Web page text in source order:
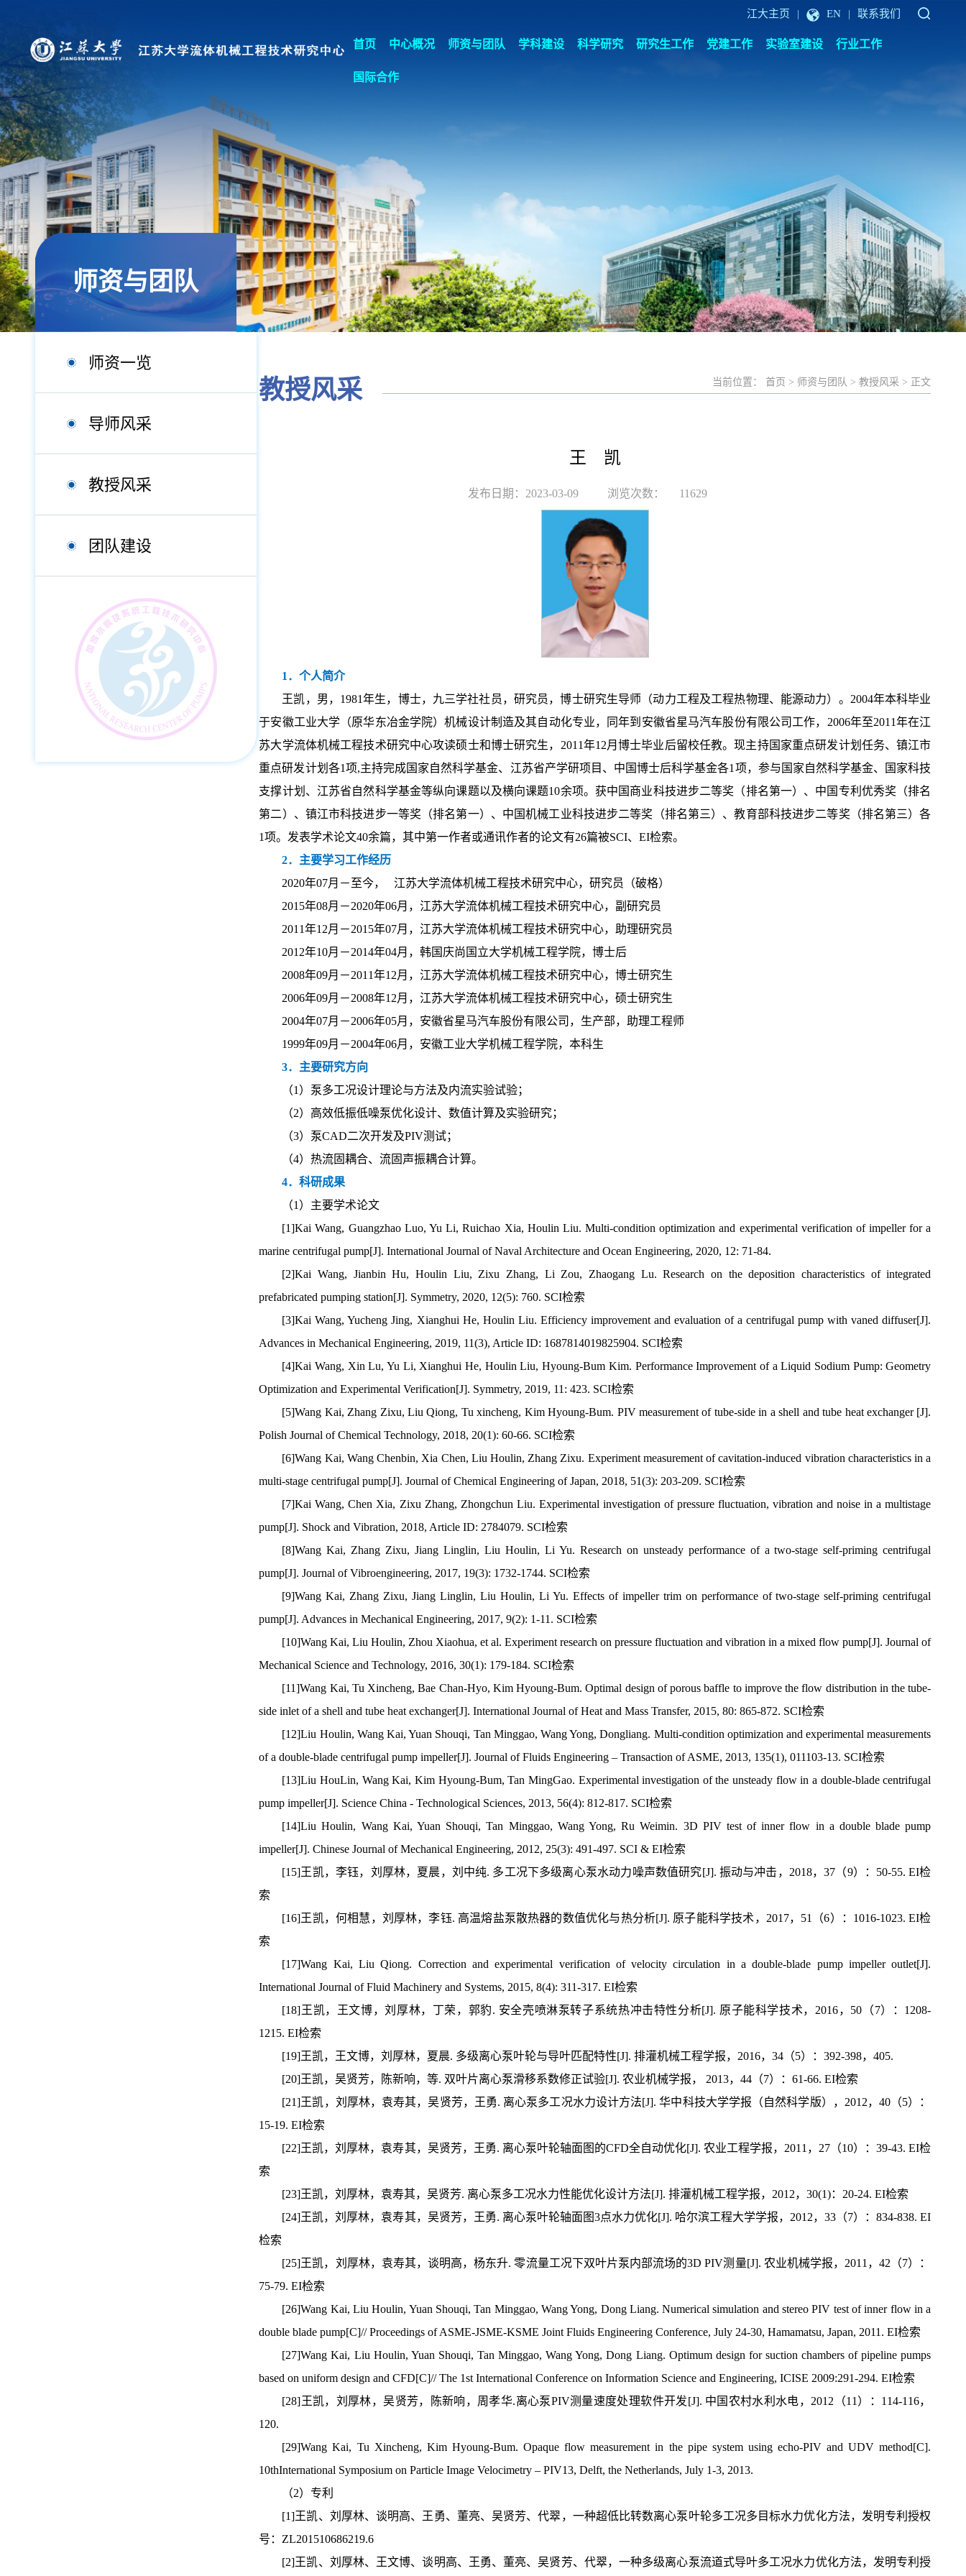
江大主页 EN 联系我们
首页 中心概况 师资与团队 学科建设 科学研究 研究生工作 党建工作 实验室建设 行业工作
国际合作
师资与团队
师资一览
导师风采
教授风采
团队建设
教授风采 当前位置： 首页 > 师资与团队 > 教授风采 > 正文
王 凯
发布日期：2023-03-09 浏览次数： 11629
1．个人简介
王凯，男，1981年生，博士，九三学社社员，研究员，博士研究生导师（动力工程及工程热物理、能源动力）。2004年本科毕业
于安徽工业大学（原华东冶金学院）机械设计制造及其自动化专业，同年到安徽省星马汽车股份有限公司工作，2006年至2011年在江
苏大学流体机械工程技术研究中心攻读硕士和博士研究生，2011年12月博士毕业后留校任教。现主持国家重点研发计划任务、镇江市
重点研发计划各1项,主持完成国家自然科学基金、江苏省产学研项目、中国博士后科学基金各1项，参与国家自然科学基金、国家科技
支撑计划、江苏省自然科学基金等纵向课题以及横向课题10余项。获中国商业科技进步二等奖（排名第一）、中国专利优秀奖（排名
第二）、镇江市科技进步一等奖（排名第一）、中国机械工业科技进步二等奖（排名第三）、教育部科技进步二等奖（排名第三）各
1项。发表学术论文40余篇，其中第一作者或通讯作者的论文有26篇被SCI、EI检索。
2．主要学习工作经历
2020年07月－至今， 江苏大学流体机械工程技术研究中心，研究员（破格）
2015年08月－2020年06月，江苏大学流体机械工程技术研究中心，副研究员
2011年12月－2015年07月，江苏大学流体机械工程技术研究中心，助理研究员
2012年10月－2014年04月，韩国庆尚国立大学机械工程学院，博士后
2008年09月－2011年12月，江苏大学流体机械工程技术研究中心，博士研究生
2006年09月－2008年12月，江苏大学流体机械工程技术研究中心，硕士研究生
2004年07月－2006年05月，安徽省星马汽车股份有限公司，生产部，助理工程师
1999年09月－2004年06月，安徽工业大学机械工程学院，本科生
3．主要研究方向
（1）泵多工况设计理论与方法及内流实验试验；
（2）高效低振低噪泵优化设计、数值计算及实验研究；
（3）泵CAD二次开发及PIV测试；
（4）热流固耦合、流固声振耦合计算。
4．科研成果
（1）主要学术论文
[1]Kai Wang, Guangzhao Luo, Yu Li, Ruichao Xia, Houlin Liu. Multi-condition optimization and experimental verification of impeller for a
marine centrifugal pump[J]. International Journal of Naval Architecture and Ocean Engineering, 2020, 12: 71-84.
[2]Kai Wang, Jianbin Hu, Houlin Liu, Zixu Zhang, Li Zou, Zhaogang Lu. Research on the deposition characteristics of integrated
prefabricated pumping station[J]. Symmetry, 2020, 12(5): 760. SCI检索
[3]Kai Wang, Yucheng Jing, Xianghui He, Houlin Liu. Efficiency improvement and evaluation of a centrifugal pump with vaned diffuser[J].
Advances in Mechanical Engineering, 2019, 11(3), Article ID: 1687814019825904. SCI检索
[4]Kai Wang, Xin Lu, Yu Li, Xianghui He, Houlin Liu, Hyoung-Bum Kim. Performance Improvement of a Liquid Sodium Pump: Geometry
Optimization and Experimental Verification[J]. Symmetry, 2019, 11: 423. SCI检索
[5]Wang Kai, Zhang Zixu, Liu Qiong, Tu xincheng, Kim Hyoung-Bum. PIV measurement of tube-side in a shell and tube heat exchanger [J].
Polish Journal of Chemical Technology, 2018, 20(1): 60-66. SCI检索
[6]Wang Kai, Wang Chenbin, Xia Chen, Liu Houlin, Zhang Zixu. Experiment measurement of cavitation-induced vibration characteristics in a
multi-stage centrifugal pump[J]. Journal of Chemical Engineering of Japan, 2018, 51(3): 203-209. SCI检索
[7]Kai Wang, Chen Xia, Zixu Zhang, Zhongchun Liu. Experimental investigation of pressure fluctuation, vibration and noise in a multistage
pump[J]. Shock and Vibration, 2018, Article ID: 2784079. SCI检索
[8]Wang Kai, Zhang Zixu, Jiang Linglin, Liu Houlin, Li Yu. Research on unsteady performance of a two-stage self-priming centrifugal
pump[J]. Journal of Vibroengineering, 2017, 19(3): 1732-1744. SCI检索
[9]Wang Kai, Zhang Zixu, Jiang Linglin, Liu Houlin, Li Yu. Effects of impeller trim on performance of two-stage self-priming centrifugal
pump[J]. Advances in Mechanical Engineering, 2017, 9(2): 1-11. SCI检索
[10]Wang Kai, Liu Houlin, Zhou Xiaohua, et al. Experiment research on pressure fluctuation and vibration in a mixed flow pump[J]. Journal of
Mechanical Science and Technology, 2016, 30(1): 179-184. SCI检索
[11]Wang Kai, Tu Xincheng, Bae Chan-Hyo, Kim Hyoung-Bum. Optimal design of porous baffle to improve the flow distribution in the tube-
side inlet of a shell and tube heat exchanger[J]. International Journal of Heat and Mass Transfer, 2015, 80: 865-872. SCI检索
[12]Liu Houlin, Wang Kai, Yuan Shouqi, Tan Minggao, Wang Yong, Dongliang. Multi-condition optimization and experimental measurements
of a double-blade centrifugal pump impeller[J]. Journal of Fluids Engineering – Transaction of ASME, 2013, 135(1), 011103-13. SCI检索
[13]Liu HouLin, Wang Kai, Kim Hyoung-Bum, Tan MingGao. Experimental investigation of the unsteady flow in a double-blade centrifugal
pump impeller[J]. Science China - Technological Sciences, 2013, 56(4): 812-817. SCI检索
[14]Liu Houlin, Wang Kai, Yuan Shouqi, Tan Minggao, Wang Yong, Ru Weimin. 3D PIV test of inner flow in a double blade pump
impeller[J]. Chinese Journal of Mechanical Engineering, 2012, 25(3): 491-497. SCI & EI检索
[15]王凯，李钰，刘厚林，夏晨，刘中纯. 多工况下多级离心泵水动力噪声数值研究[J]. 振动与冲击，2018，37（9）：50-55. EI检
索
[16]王凯，何相慧，刘厚林，李钰. 高温熔盐泵散热器的数值优化与热分析[J]. 原子能科学技术，2017，51（6）：1016-1023. EI检
索
[17]Wang Kai, Liu Qiong. Correction and experimental verification of velocity circulation in a double-blade pump impeller outlet[J].
International Journal of Fluid Machinery and Systems, 2015, 8(4): 311-317. EI检索
[18]王凯，王文博，刘厚林，丁荣，郭豹. 安全壳喷淋泵转子系统热冲击特性分析[J]. 原子能科学技术，2016，50（7）：1208-
1215. EI检索
[19]王凯，王文博，刘厚林，夏晨. 多级离心泵叶轮与导叶匹配特性[J]. 排灌机械工程学报，2016，34（5）：392-398，405.
[20]王凯，吴贤芳，陈新响，等. 双叶片离心泵滑移系数修正试验[J]. 农业机械学报， 2013，44（7）：61-66. EI检索
[21]王凯，刘厚林，袁寿其，吴贤芳，王勇. 离心泵多工况水力设计方法[J]. 华中科技大学学报（自然科学版），2012，40（5）：
15-19. EI检索
[22]王凯，刘厚林，袁寿其，吴贤芳，王勇. 离心泵叶轮轴面图的CFD全自动优化[J]. 农业工程学报，2011，27（10）：39-43. EI检
索
[23]王凯，刘厚林，袁寿其，吴贤芳. 离心泵多工况水力性能优化设计方法[J]. 排灌机械工程学报，2012，30(1)：20-24. EI检索
[24]王凯，刘厚林，袁寿其，吴贤芳，王勇. 离心泵叶轮轴面图3点水力优化[J]. 哈尔滨工程大学学报，2012，33（7）：834-838. EI
检索
[25]王凯，刘厚林，袁寿其，谈明高，杨东升. 零流量工况下双叶片泵内部流场的3D PIV测量[J]. 农业机械学报，2011，42（7）：
75-79. EI检索
[26]Wang Kai, Liu Houlin, Yuan Shouqi, Tan Minggao, Wang Yong, Dong Liang. Numerical simulation and stereo PIV test of inner flow in a
double blade pump[C]// Proceedings of ASME-JSME-KSME Joint Fluids Engineering Conference, July 24-30, Hamamatsu, Japan, 2011. EI检索
[27]Wang Kai, Liu Houlin, Yuan Shouqi, Tan Minggao, Wang Yong, Dong Liang. Optimum design for suction chambers of pipeline pumps
based on uniform design and CFD[C]// The 1st International Conference on Information Science and Engineering, ICISE 2009:291-294. EI检索
[28]王凯，刘厚林，吴贤芳，陈新响，周孝华.离心泵PIV测量速度处理软件开发[J]. 中国农村水利水电，2012（11）：114-116，
120.
[29]Wang Kai, Tu Xincheng, Kim Hyoung-Bum. Opaque flow measurement in the pipe system using echo-PIV and UDV method[C].
10thInternational Symposium on Particle Image Velocimetry – PIV13, Delft, the Netherlands, July 1-3, 2013.
（2）专利
[1]王凯、刘厚林、谈明高、王勇、董亮、吴贤芳、代翠，一种超低比转数离心泵叶轮多工况多目标水力优化方法，发明专利授权
号：ZL201510686219.6
[2]王凯、刘厚林、王文博、谈明高、王勇、董亮、吴贤芳、代翠，一种多级离心泵流道式导叶多工况水力优化方法，发明专利授